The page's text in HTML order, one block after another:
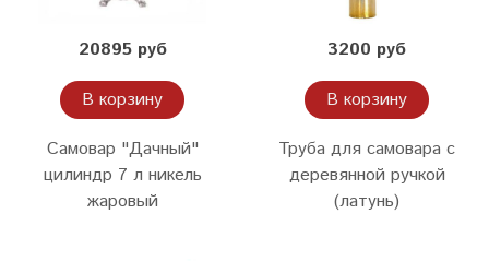
20895 руб
В корзину
Самовар "Дачный"
цилиндр 7 л никель
жаровый
3200 руб
В корзину
Труба для самовара с
деревянной ручкой
(латунь)